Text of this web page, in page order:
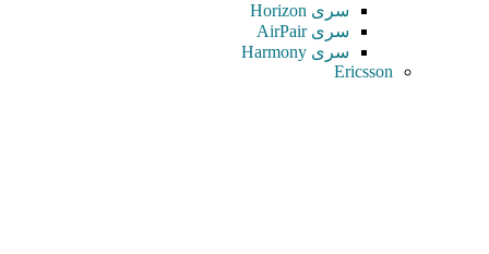
سری Horizon
سری AirPair
سری Harmony
Ericsson